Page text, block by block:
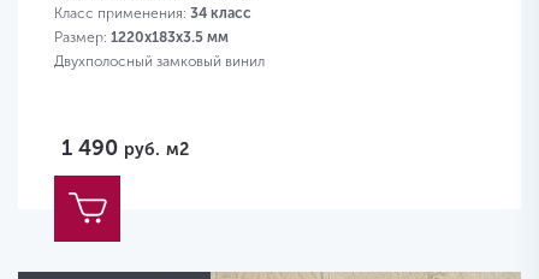
Класс применения: 34 класс
Размер: 1220x183x3.5 мм
Двухполосный замковый винил
1 490 руб. м2